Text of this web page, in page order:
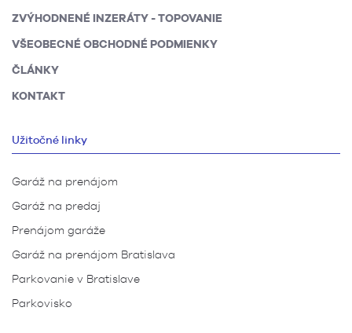
ZVÝHODNENÉ INZERÁTY - TOPOVANIE
VŠEOBECNÉ OBCHODNÉ PODMIENKY
ČLÁNKY
KONTAKT
Užitočné linky
Garáž na prenájom
Garáž na predaj
Prenájom garáže
Garáž na prenájom Bratislava
Parkovanie v Bratislave
Parkovisko